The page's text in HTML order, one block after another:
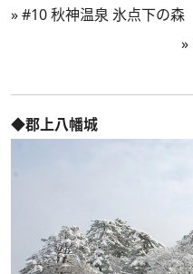
»#10 秋神温泉 氷点下の森
»
◆郡上八幡城